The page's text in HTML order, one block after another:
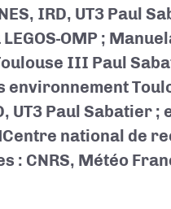
IRD, UT3 Paul
OMP ;
III Paul
environnement
UT3 Paul Sabatier ;
Centre national de
: CNRS, Météo